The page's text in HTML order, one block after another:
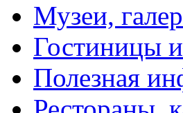
Музеи,
Гостиницы
Полезная